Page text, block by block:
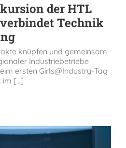
der HTL
Technik
knüpfen und gemeinsam
Industriebetriebe
ersten Girls@Industry-Tag
[...]